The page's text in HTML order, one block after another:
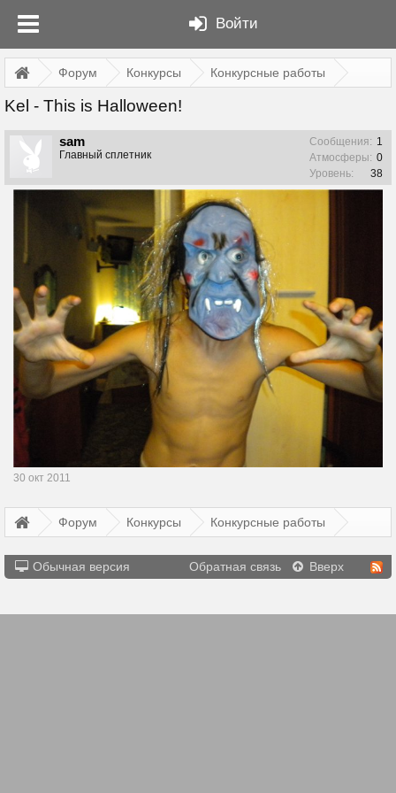
Войти
Форум Конкурсы Конкурсные работы
Kel - This is Halloween!
sam
Главный сплетник
Сообщения: 1
Атмосферы: 0
Уровень:
38
30 окт 2011
Форум Конкурсы Конкурсные работы
Обычная версия Обратная связь Вверх